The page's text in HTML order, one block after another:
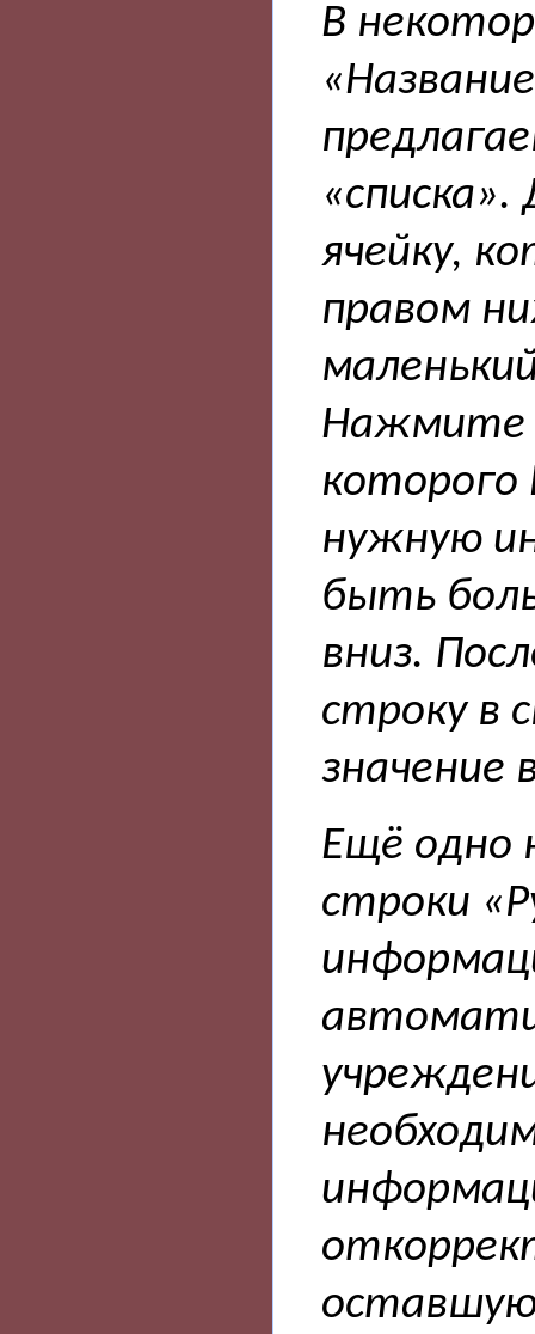
В
ячейку,
правом
Нажмите
нужную
быть
вниз.
строку в
значение
Ещё одно
строки